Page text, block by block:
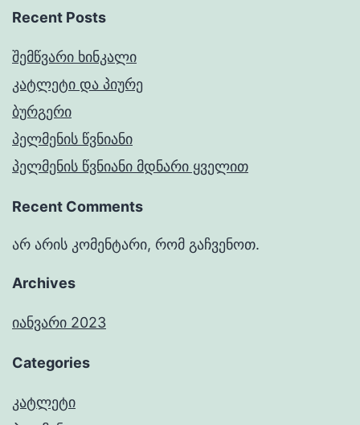
Recent Posts
შემწვარი ხინკალი
კატლეტი და პიურე
ბურგერი
პელმენის წვნიანი
პელმენის წვნიანი მდნარი ყველით
Recent Comments
არ არის კომენტარი, რომ გაჩვენოთ.
Archives
იანვარი 2023
Categories
კატლეტი